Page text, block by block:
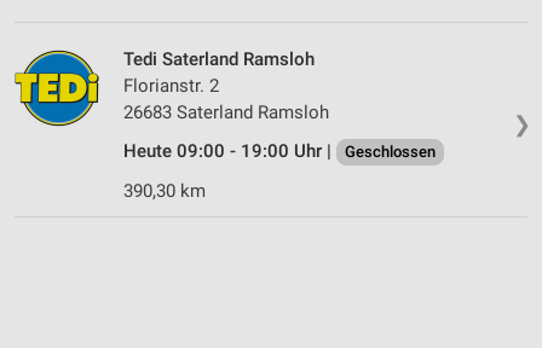
❯
Tedi Saterland Ramsloh
Florianstr. 2
26683 Saterland Ramsloh
Heute 09:00 - 19:00 Uhr |
Geschlossen
390,30 km